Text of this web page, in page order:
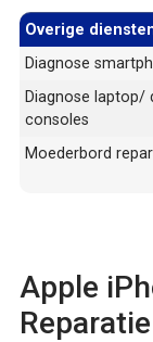
Overige
Diagnose
Diagnose laptop/
consoles
Moederbord
Apple
Reparatie